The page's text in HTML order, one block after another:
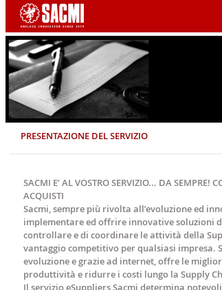
PRESENTAZIONE DEL SERVIZIO
SACMI E’ AL VOSTRO SERVIZIO... DA SEMPRE!
ACQUISTI
Sacmi, sempre più rivolta all’evoluzione ed
implementare ed offrire innovative soluzioni
controllare e di coordinare le attività della
vantaggio competitivo per qualsiasi impresa.
evoluzione e grazie ad internet, offre le
produttività e ridurre i costi lungo la Supply
Il servizio eSuppliers Sacmi determina